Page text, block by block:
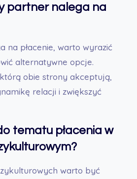
partner nalega na
na płacenie, warto wyrazić
alternatywne opcje.
obie strony akceptują,
relacji i zwiększyć
tematu płacenia w
warto być